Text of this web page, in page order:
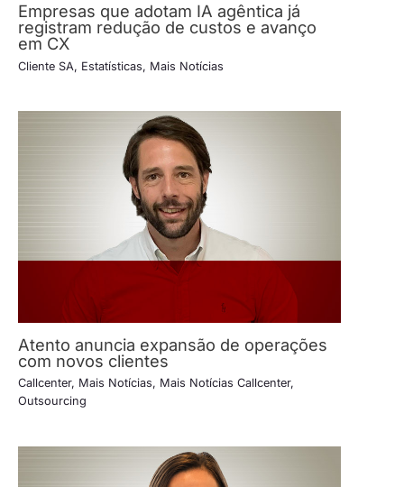
Empresas que adotam IA agêntica já
registram redução de custos e avanço
em CX
Cliente SA, Estatísticas, Mais Notícias
Atento anuncia expansão de operações
com novos clientes
Callcenter, Mais Notícias, Mais Notícias Callcenter,
Outsourcing